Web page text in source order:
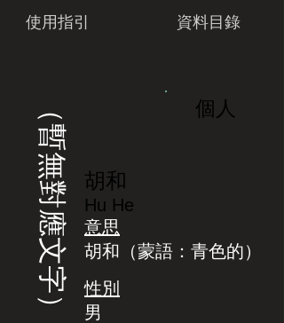
使用指引 資料目錄
（暫無對應文字） 個人
胡和
Hu He
意思
胡和（蒙語：青色的）
性別
男